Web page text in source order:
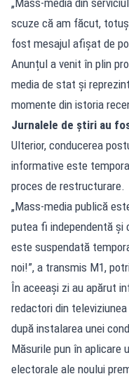
scuze că am făcut,
fost mesajul afișat de
Anunțul a venit în plin
media de stat și
momente din istoria
Jurnalele de știri au
Ulterior, conducerea
informative este
proces de restructurare.
„Mass-media publică
putea fi independentă şi
este suspendată
noi!”, a transmis M1,
În aceeași zi au apărut
redactori din
după instalarea unei
Măsurile pun în aplicare
electorale ale noului